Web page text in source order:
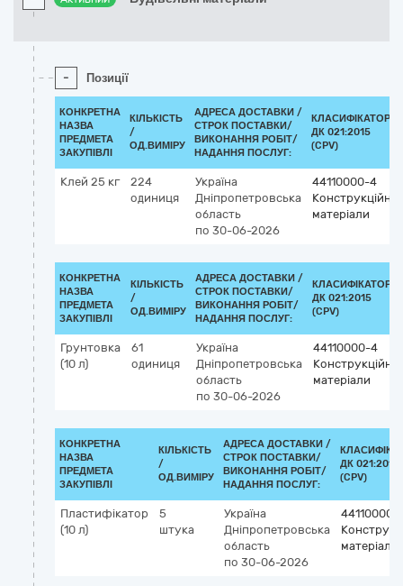
- Позиції
КОНКРЕТНА
НАЗВА
ПРЕДМЕТА
ЗАКУПІВЛІ
КІЛЬКІСТЬ
/
ОД.ВИМІРУ
АДРЕСА ДОСТАВКИ /
СТРОК ПОСТАВКИ/
ВИКОНАННЯ РОБІТ/
НАДАННЯ ПОСЛУГ:
КЛАСИФІКАТОР
ДК 021:2015
(CPV)
Клей 25 кг
224
одиниця
Україна
Дніпропетровська
область
по 30-06-2026
44110000-4
Конструкційні
матеріали
КОНКРЕТНА
НАЗВА
ПРЕДМЕТА
ЗАКУПІВЛІ
КІЛЬКІСТЬ
/
ОД.ВИМІРУ
АДРЕСА ДОСТАВКИ /
СТРОК ПОСТАВКИ/
ВИКОНАННЯ РОБІТ/
НАДАННЯ ПОСЛУГ:
КЛАСИФІКАТОР
ДК 021:2015
(CPV)
Грунтовка
(10 л)
61
одиниця
Україна
Дніпропетровська
область
по 30-06-2026
44110000-4
Конструкційні
матеріали
КОНКРЕТНА
НАЗВА
ПРЕДМЕТА
ЗАКУПІВЛІ
КІЛЬКІСТЬ
/
ОД.ВИМІРУ
АДРЕСА ДОСТАВКИ /
СТРОК ПОСТАВКИ/
ВИКОНАННЯ РОБІТ/
НАДАННЯ ПОСЛУГ:
ДК 021:2015
(CPV)
Пластифікатор
(10 л)
5
штука
Україна
Дніпропетровська
область
по 30-06-2026
44110000-
матеріали